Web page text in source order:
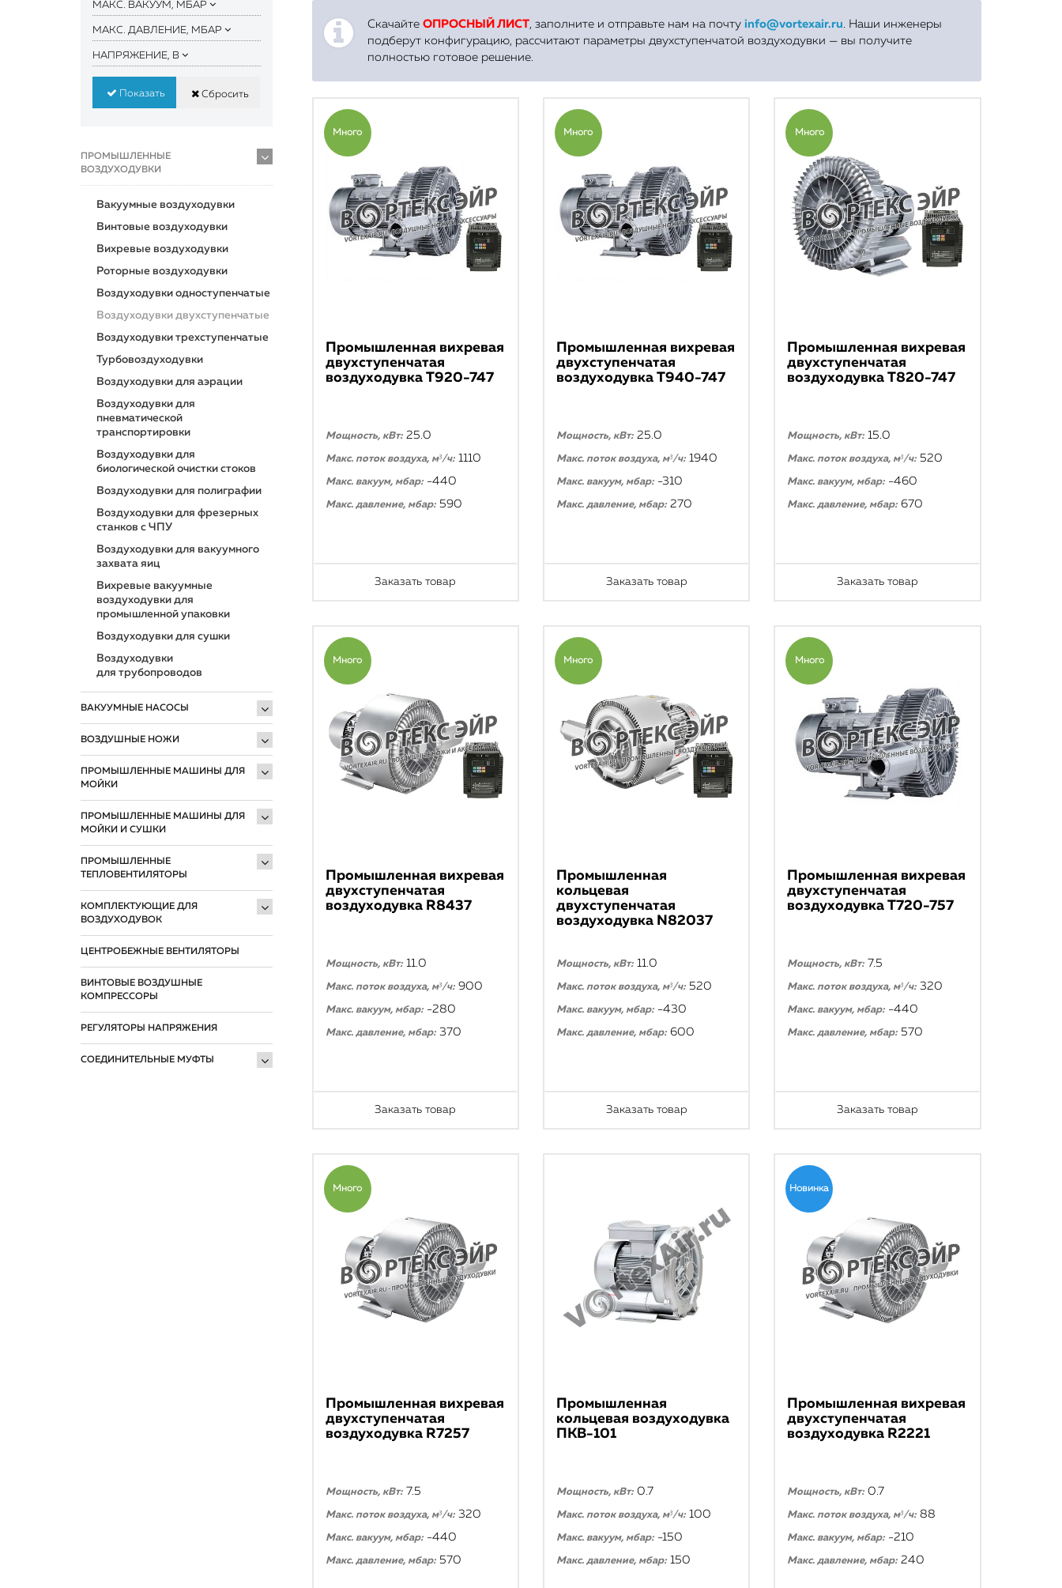
Оставить заявку
МАКС. ВАКУУМ, МБАР
МАКС. ДАВЛЕНИЕ, МБАР
НАПРЯЖЕНИЕ, В
Показать Сбросить
ПРОМЫШЛЕННЫЕ
ВОЗДУХОДУВКИ
Вакуумные воздуходувки
Винтовые воздуходувки
Вихревые воздуходувки
Роторные воздуходувки
Воздуходувки одноступенчатые
Воздуходувки двухступенчатые
Воздуходувки трехступенчатые
Турбовоздуходувки
Воздуходувки для аэрации
Воздуходувки для
пневматической
транспортировки
Воздуходувки для
биологической очистки стоков
Воздуходувки для полиграфии
Воздуходувки для фрезерных
станков с ЧПУ
Воздуходувки для вакуумного
захвата яиц
Вихревые вакуумные
воздуходувки для
промышленной упаковки
Воздуходувки для сушки
Воздуходувки
для трубопроводов
ВАКУУМНЫЕ НАСОСЫ
ВОЗДУШНЫЕ НОЖИ
ПРОМЫШЛЕННЫЕ МАШИНЫ ДЛЯ
МОЙКИ
ПРОМЫШЛЕННЫЕ МАШИНЫ ДЛЯ
МОЙКИ И СУШКИ
ПРОМЫШЛЕННЫЕ
ТЕПЛОВЕНТИЛЯТОРЫ
КОМПЛЕКТУЮЩИЕ ДЛЯ
ВОЗДУХОДУВОК
ЦЕНТРОБЕЖНЫЕ ВЕНТИЛЯТОРЫ
ВИНТОВЫЕ ВОЗДУШНЫЕ
КОМПРЕССОРЫ
РЕГУЛЯТОРЫ НАПРЯЖЕНИЯ
СОЕДИНИТЕЛЬНЫЕ МУФТЫ
Скачайте ОПРОСНЫЙ ЛИСТ, заполните и отправьте нам на почту info@vortexair.ru. Наши инженеры
подберут конфигурацию, рассчитают параметры двухступенчатой воздуходувки — вы получите
полностью готовое решение.
Много
Промышленная вихревая
двухступенчатая
воздуходувка T920-747
Мощность, кВт:25.0
Макс. поток воздуха, м³/ч:1110
Макс. вакуум, мбар:-440
Макс. давление, мбар:590
Заказать товар
Много
Промышленная вихревая
двухступенчатая
воздуходувка T940-747
Мощность, кВт:25.0
Макс. поток воздуха, м³/ч:1940
Макс. вакуум, мбар:-310
Макс. давление, мбар:270
Заказать товар
Много
Промышленная вихревая
двухступенчатая
воздуходувка T820-747
Мощность, кВт: 15.0
Макс. поток воздуха, м³/ч: 520
Макс. вакуум, мбар: -460
Макс. давление, мбар: 670
Заказать товар
Много
Промышленная вихревая
двухступенчатая
воздуходувка R8437
Мощность, кВт:11.0
Макс. поток воздуха, м³/ч:900
Макс. вакуум, мбар:-280
Макс. давление, мбар:370
Заказать товар
Много
Промышленная
кольцевая
двухступенчатая
воздуходувка N82037
Мощность, кВт:11.0
Макс. поток воздуха, м³/ч:520
Макс. вакуум, мбар:-430
Макс. давление, мбар:600
Заказать товар
Много
Промышленная вихревая
двухступенчатая
воздуходувка T720-757
Мощность, кВт: 7.5
Макс. поток воздуха, м³/ч: 320
Макс. вакуум, мбар: -440
Макс. давление, мбар: 570
Заказать товар
Много
Промышленная вихревая
двухступенчатая
воздуходувка R7257
Мощность, кВт:7.5
Макс. поток воздуха, м³/ч:320
Макс. вакуум, мбар:-440
Макс. давление, мбар:570
Промышленная
кольцевая воздуходувка
ПКВ-101
Мощность, кВт:0.7
Макс. поток воздуха, м³/ч:100
Макс. вакуум, мбар:-150
Макс. давление, мбар:150
Новинка
Промышленная вихревая
двухступенчатая
воздуходувка R2221
Мощность, кВт: 0.7
Макс. поток воздуха, м³/ч: 88
Макс. вакуум, мбар: -210
Макс. давление, мбар: 240